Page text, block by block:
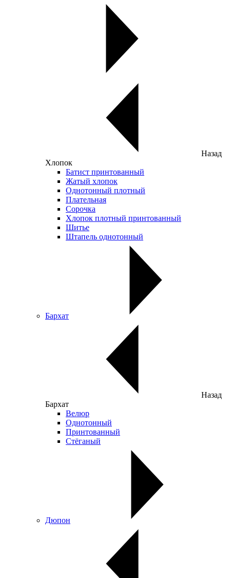
Назад
Хлопок
Батист принтованный
Жатый хлопок
Однотонный плотный
Плательная
Сорочка
Хлопок плотный принтованный
Шитье
Штапель однотонный
Бархат
Назад
Бархат
Велюр
Однотонный
Принтованный
Стёганый
Дюпон